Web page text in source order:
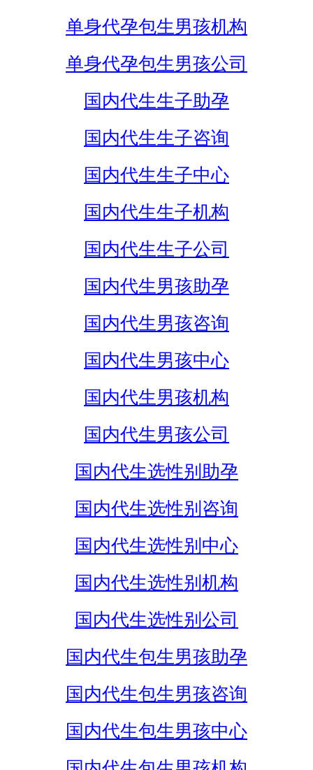
单身代孕包生男孩机构
单身代孕包生男孩公司
国内代生生子助孕
国内代生生子咨询
国内代生生子中心
国内代生生子机构
国内代生生子公司
国内代生男孩助孕
国内代生男孩咨询
国内代生男孩中心
国内代生男孩机构
国内代生男孩公司
国内代生选性别助孕
国内代生选性别咨询
国内代生选性别中心
国内代生选性别机构
国内代生选性别公司
国内代生包生男孩助孕
国内代生包生男孩咨询
国内代生包生男孩中心